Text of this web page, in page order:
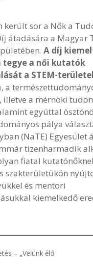
került sor a Nők a
átadására a Magyar
A díj
a női kutatók
a STEM-
a
illetve a mérnöki
egyúttal
pálya
(NaTE)
tizenharmadik
fiatal
szakterületükön
és mentori
kiemelkedő